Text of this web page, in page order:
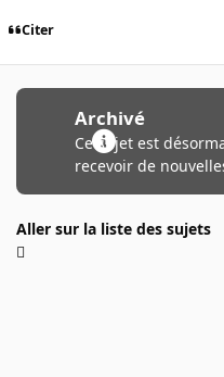
Citer
Archivé
Ce sujet est
recevoir de
Aller sur la liste des sujets